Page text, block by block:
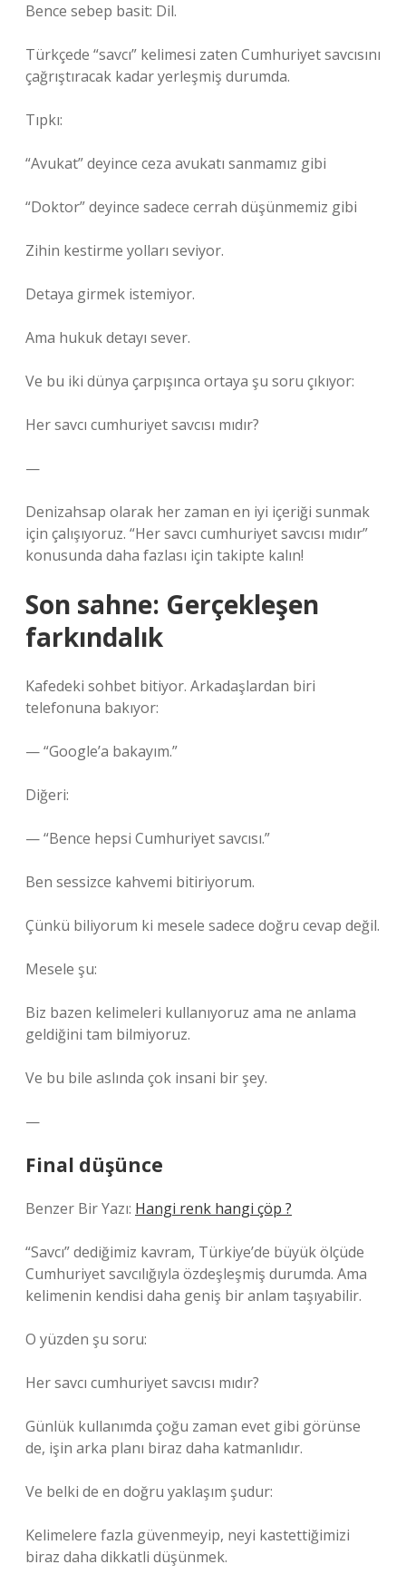
Bence sebep basit: Dil.
Türkçede “savcı” kelimesi zaten Cumhuriyet savcısını
çağrıştıracak kadar yerleşmiş durumda.
Tıpkı:
“Avukat” deyince ceza avukatı sanmamız gibi
“Doktor” deyince sadece cerrah düşünmemiz gibi
Zihin kestirme yolları seviyor.
Detaya girmek istemiyor.
Ama hukuk detayı sever.
Ve bu iki dünya çarpışınca ortaya şu soru çıkıyor:
Her savcı cumhuriyet savcısı mıdır?
—
Denizahsap olarak her zaman en iyi içeriği sunmak
için çalışıyoruz. “Her savcı cumhuriyet savcısı mıdır”
konusunda daha fazlası için takipte kalın!
Son sahne: Gerçekleşen
farkındalık
Kafedeki sohbet bitiyor. Arkadaşlardan biri
telefonuna bakıyor:
— “Google’a bakayım.”
Diğeri:
— “Bence hepsi Cumhuriyet savcısı.”
Ben sessizce kahvemi bitiriyorum.
Çünkü biliyorum ki mesele sadece doğru cevap değil.
Mesele şu:
Biz bazen kelimeleri kullanıyoruz ama ne anlama
geldiğini tam bilmiyoruz.
Ve bu bile aslında çok insani bir şey.
—
Final düşünce
Benzer Bir Yazı: Hangi renk hangi çöp ?
“Savcı” dediğimiz kavram, Türkiye’de büyük ölçüde
Cumhuriyet savcılığıyla özdeşleşmiş durumda. Ama
kelimenin kendisi daha geniş bir anlam taşıyabilir.
O yüzden şu soru:
Her savcı cumhuriyet savcısı mıdır?
Günlük kullanımda çoğu zaman evet gibi görünse
de, işin arka planı biraz daha katmanlıdır.
Ve belki de en doğru yaklaşım şudur:
Kelimelere fazla güvenmeyip, neyi kastettiğimizi
biraz daha dikkatli düşünmek.